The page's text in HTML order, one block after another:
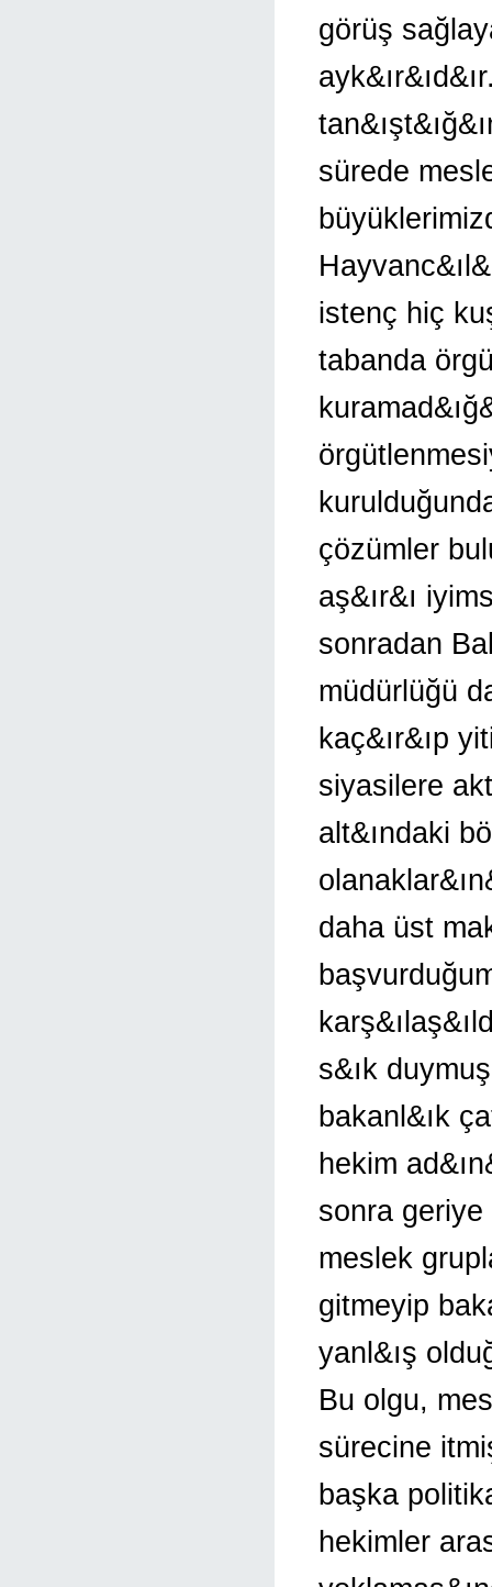
görüş
sürede
istenç hiç
tabanda
çözümler
aş&ır&ı
sonradan
müdürlüğü
kaç&ır&ıp
siyasilere
alt&ındaki
daha üst
s&ık
bakanl&ık
hekim
sonra geriye
meslek
gitmeyip
yanl&ış
Bu olgu,
sürecine
başka
hekimler